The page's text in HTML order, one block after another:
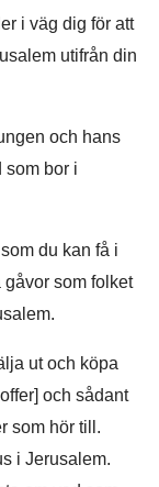
i väg dig för att
utifrån din
och hans
som bor i
du kan få i
som folket
ut och köpa
och sådant
som hör till.
i Jerusalem.